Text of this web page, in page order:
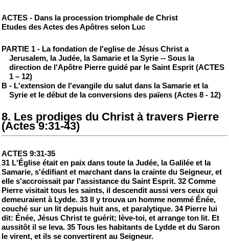
ACTES - Dans la procession triomphale de Christ
Etudes des Actes des Apôtres selon Luc
PARTIE 1 - La fondation de l'eglise de Jésus Christ a
Jerusalem, la Judée, la Samarie et la Syrie -- Sous la
direction de l'Apôtre Pierre guidé par le Saint Esprit (ACTES
1 – 12)
B - L'extension de l'evangile du salut dans la Samarie et la
Syrie et le début de la conversions des païens (Actes 8 - 12)
8. Les prodiges du Christ à travers Pierre
(Actes 9:31-43)
ACTES 9:31-35
31 L'Église était en paix dans toute la Judée, la Galilée et la
Samarie, s'édifiant et marchant dans la crainte du Seigneur, et
elle s'accroissait par l'assistance du Saint Esprit. 32 Comme
Pierre visitait tous les saints, il descendit aussi vers ceux qui
demeuraient à Lydde. 33 Il y trouva un homme nommé Énée,
couché sur un lit depuis huit ans, et paralytique. 34 Pierre lui
dit: Énée, Jésus Christ te guérit; lève-toi, et arrange ton lit. Et
aussitôt il se leva. 35 Tous les habitants de Lydde et du Saron
le virent, et ils se convertirent au Seigneur.